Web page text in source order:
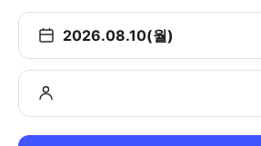
2026.08.10(월)